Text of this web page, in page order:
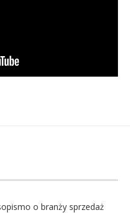
o branży sprzedaż